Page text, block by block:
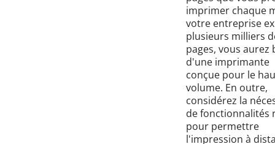
imprimer chaque
votre entreprise
plusieurs milliers
pages, vous aurez
d'une imprimante
conçue pour le
volume. En outre,
considérez la
de fonctionnalités
pour permettre
l'impression à